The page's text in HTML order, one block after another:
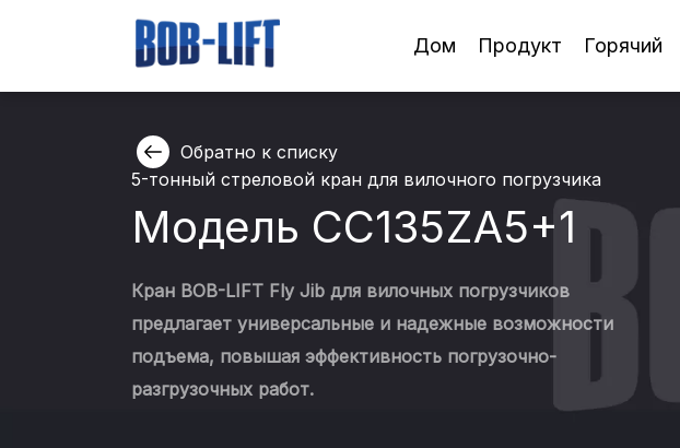
Дом Продукт Горячий
5-тонный стреловой кран для вилочного погрузчика
Модель CC135ZA5+1
Кран BOB-LIFT Fly Jib для вилочных погрузчиков
предлагает универсальные и надежные возможности
подъема, повышая эффективность погрузочно-
разгрузочных работ.
Обратно к списку